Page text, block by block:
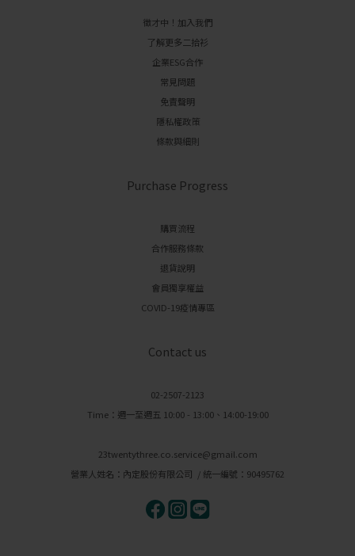
徵才中！加入我們
了解更多二拾衫
企業ESG合作
常見問題
免責聲明
隱私權政策
條款與細則
Purchase Progress
購買流程
合作服務條款
退貨說明
會員獨享權益
COVID-19疫情專區
Contact us
02-2507-2123
Time：週一至週五 10:00 - 13:00、14:00-19:00
23twentythree.co.service@gmail.com
營業人姓名：內定股份有限公司 / 統一編號：90495762